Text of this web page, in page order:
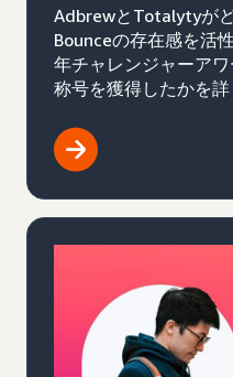
AdbrewとTotalytyが
Bounceの存在感を活
年チャレンジャーア
称号を獲得したかを詳